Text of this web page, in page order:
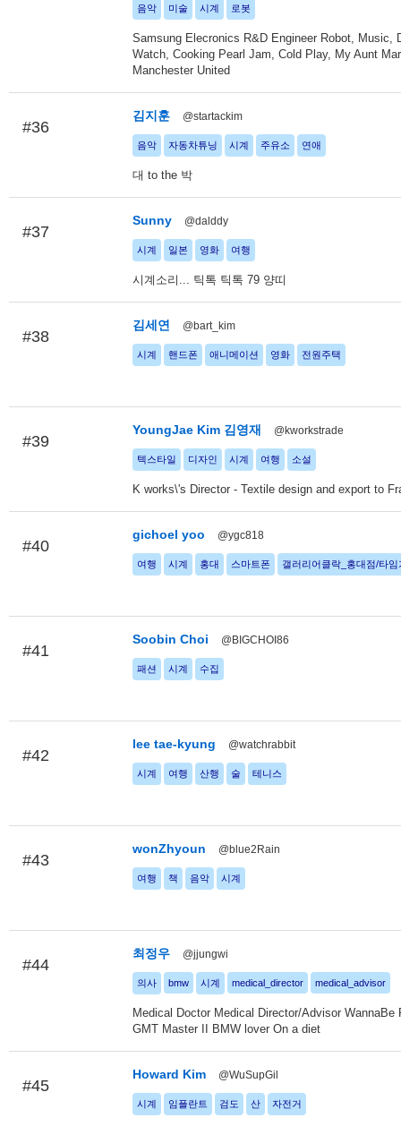
음악 미술 시계 로봇
Samsung Elecronics R&D Engineer Robot, Music,
Watch, Cooking Pearl Jam, Cold Play, My Aunt
Manchester United
#36
김지훈 @startackim
음악 자동차튜닝 시계 주유소 연애
대 to the 박
#37
Sunny @dalddy
시계 일본 영화 여행
시계소리... 틱톡 틱톡 79 양띠
#38
김세연 @bart_kim
시계 핸드폰 애니메이션 영화 전원주택
#39
YoungJae Kim 김영재 @kworkstrade
텍스타일 디자인 시계 여행 소설
K works\'s Director - Textile design and export to
#40
gichoel yoo @ygc818
여행 시계 홍대 스마트폰 갤러리어클락_홍대점/타임
#41
Soobin Choi @BIGCHOI86
패션 시계 수집
#42
lee tae-kyung @watchrabbit
시계 여행 산행 술 테니스
#43
wonZhyoun @blue2Rain
여행 책 음악 시계
#44
최정우 @jjungwi
의사 bmw 시계 medical_director medical_advisor
Medical Doctor Medical Director/Advisor WannaBe
GMT Master II BMW lover On a diet
#45
Howard Kim @WuSupGil
시계 임플란트 검도 산 자전거